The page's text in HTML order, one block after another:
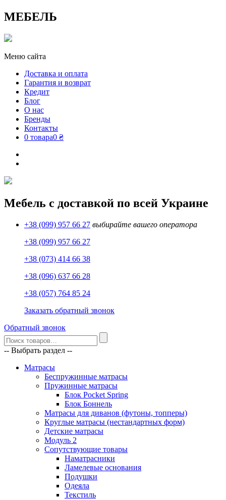
МЕБЕЛЬ
Меню сайта
Доставка и оплата
Гарантия и возврат
Кредит
Блог
О нас
Бренды
Контакты
0 товара0 ₴
Мебель с доставкой по всей Украине
+38 (099) 957 66 27 выбирайте вашего оператора
+38 (099) 957 66 27
+38 (073) 414 66 38
+38 (096) 637 66 28
+38 (057) 764 85 24
Заказать обратный звонок
Обратный звонок
-- Выбрать раздел --
Матрасы
Беспружинные матрасы
Пружинные матрасы
Блок Pocket Spring
Блок Боннель
Матрасы для диванов (футоны, топперы)
Круглые матрасы (нестандартных форм)
Детские матрасы
Модуль 2
Сопутствующие товары
Наматрасники
Ламелевые основания
Подушки
Одеяла
Текстиль